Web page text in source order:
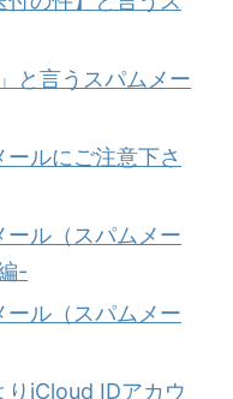
と言うスパムメー
ールにご注意下さ
ール（スパムメー
-
ール（スパムメー
りiCloud IDアカウ